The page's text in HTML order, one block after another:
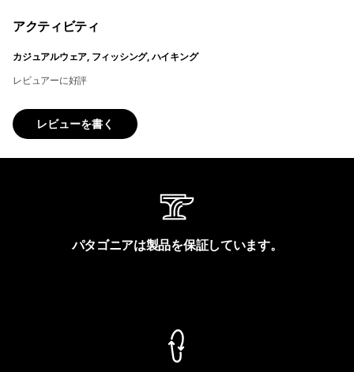
アクティビティ
カジュアルウェア, フィッシング, ハイキング
レビュアーに好評
レビューを書く
パタゴニアは製品を保証しています。